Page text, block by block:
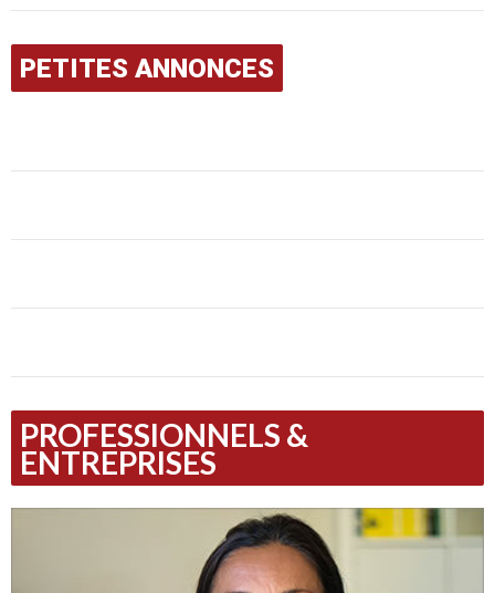
PETITES ANNONCES
PROFESSIONNELS &
ENTREPRISES